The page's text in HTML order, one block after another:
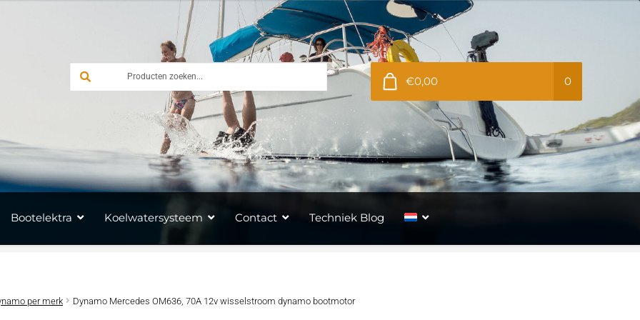
€0,00 0
Bootelektra Koelwatersysteem Contact Techniek Blog
per merk Dynamo Mercedes OM636, 70A 12v wisselstroom dynamo bootmotor